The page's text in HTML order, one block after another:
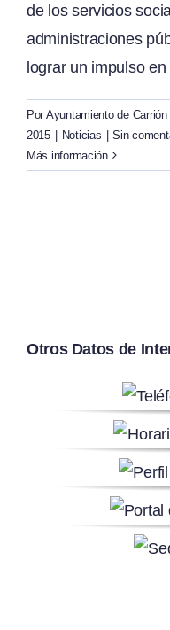
de los servicios
administraciones
lograr un impulso
Por Ayuntamiento de
2015
Noticias
Sin
Más información
Otros Datos de